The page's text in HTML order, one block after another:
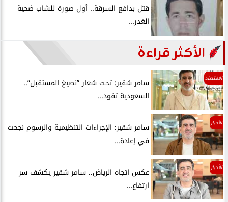
قتل بدافع السرقة.. أول صورة للشاب ضحية
الغدر...
الأكثر قراءة
الاقتصاد
سامر شقير: تحت شعار ”نصيغ المستقبل”..
السعودية تقود...
الأخبار
سامر شقير: الإجراءات التنظيمية والرسوم نجحت
في إعادة...
الأخبار
عكس اتجاه الرياض.. سامر شقير يكشف سر
ارتفاع...